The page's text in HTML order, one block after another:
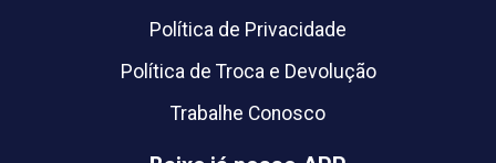
Política de Privacidade
Política de Troca e Devolução
Trabalhe Conosco